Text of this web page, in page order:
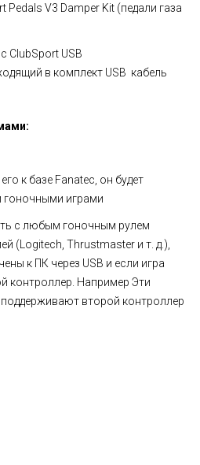
V3 Damper Kit (педали газа
ClubSport USB
в комплект USB кабель
к базе Fanatec, он будет
гоночными играми
с любым гоночным рулем
(Logitech, Thrustmaster и т. д.),
к ПК через USB и если игра
контроллер. Например Эти
второй контроллер